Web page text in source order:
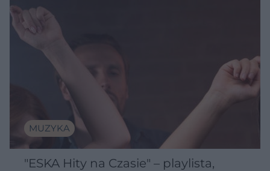
MUZYKA
"ESKA Hity na Czasie" – playlista,